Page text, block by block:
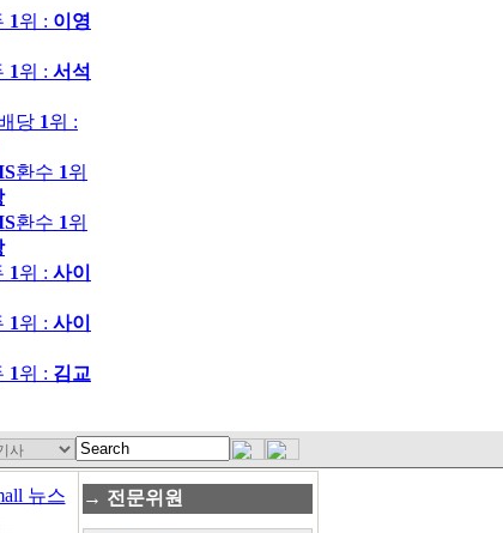
1위 : 이영
1위 : 서석
당 1위 :
환수 1위
환수 1위
1위 : 사이
1위 : 사이
1위 : 김교
뉴스 → 전문위원